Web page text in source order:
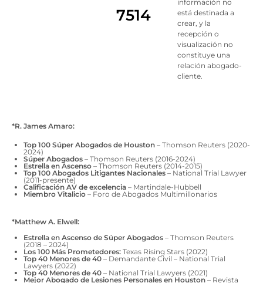
7514
información no
está destinada a
crear, y la
recepción o
visualización no
constituye una
relación abogado-
cliente.
*R. James Amaro:
Top 100 Súper Abogados de Houston – Thomson Reuters (2020-
2024)
Súper Abogados – Thomson Reuters (2016-2024)
Estrella en Ascenso – Thomson Reuters (2014-2015)
Top 100 Abogados Litigantes Nacionales – National Trial Lawyer
(2011-presente)
Calificación AV de excelencia – Martindale-Hubbell
Miembro Vitalicio – Foro de Abogados Multimillonarios
*Matthew A. Elwell:
Estrella en Ascenso de Súper Abogados – Thomson Reuters
(2018 – 2024)
Los 100 Más Prometedores: Texas Rising Stars (2022)
Top 40 Menores de 40 – Demandante Civil – National Trial
Lawyers (2022)
Top 40 Menores de 40 – National Trial Lawyers (2021)
Mejor Abogado de Lesiones Personales en Houston– Revista